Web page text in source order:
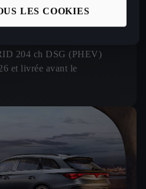
CUPRA (France
ce financement et valable
204 ch DSG (PHEV)
et livrée avant le
LES COOKIES